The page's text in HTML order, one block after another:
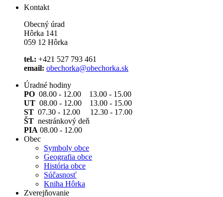
Kontakt
Obecný úrad
Hôrka 141
059 12 Hôrka
tel.: +421 527 793 461
email: obechorka@obechorka.sk
Úradné hodiny
PO 08.00 - 12.00 13.00 - 15.00
UT 08.00 - 12.00 13.00 - 15.00
ST 07.30 - 12.00 12.30 - 17.00
ŠT nestránkový deň
PIA 08.00 - 12.00
Obec
Symboly obce
Geografia obce
História obce
Súčasnosť
Kniha Hôrka
Zverejňovanie